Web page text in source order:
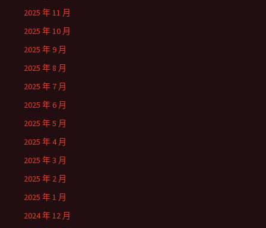
2025 年 11 月
2025 年 10 月
2025 年 9 月
2025 年 8 月
2025 年 7 月
2025 年 6 月
2025 年 5 月
2025 年 4 月
2025 年 3 月
2025 年 2 月
2025 年 1 月
2024 年 12 月